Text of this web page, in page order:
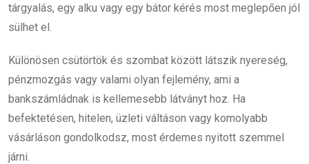
tárgyalás, egy alku vagy egy bátor kérés most meglepően jól
sülhet el.
Különösen csütörtök és szombat között látszik nyereség,
pénzmozgás vagy valami olyan fejlemény, ami a
bankszámládnak is kellemesebb látványt hoz. Ha
befektetésen, hitelen, üzleti váltáson vagy komolyabb
vásárláson gondolkodsz, most érdemes nyitott szemmel
járni.